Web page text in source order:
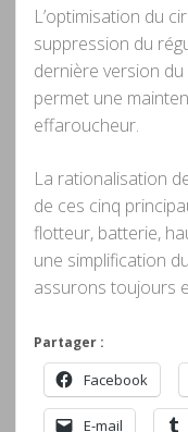
L’optimisation du
suppression du
dernière version
permet une
effaroucheur.
La rationalisation
de ces cinq
flotteur, batterie,
une simplification
assurons toujours
Partager :
Facebook
E-mail